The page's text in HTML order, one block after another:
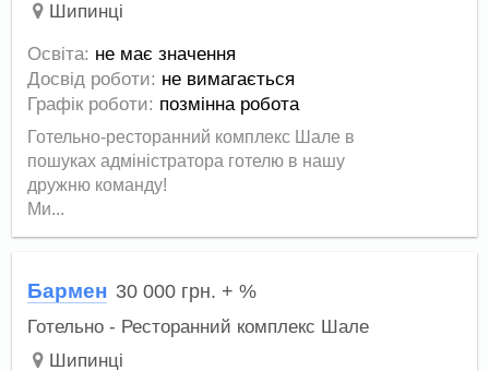
Шипинці
Освіта: не має значення
Досвід роботи: не вимагається
Графік роботи: позмінна робота
Готельно-ресторанний комплекс Шале в
пошуках адміністратора готелю в нашу
дружню команду!
Ми...
Бармен 30 000 грн. + %
Готельно - Ресторанний комплекс Шале
Шипинці